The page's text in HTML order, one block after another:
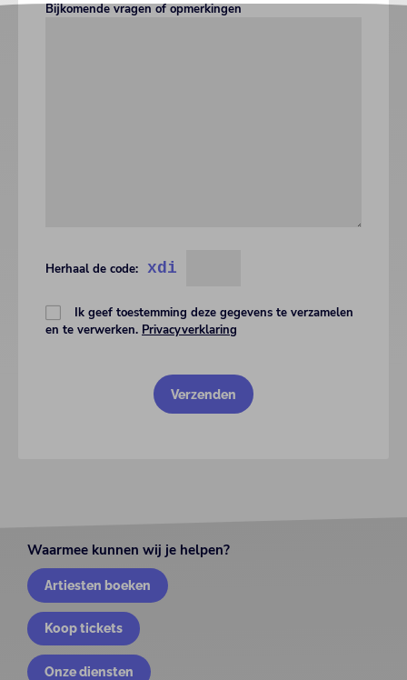
Bijkomende vragen of opmerkingen
Herhaal de code: xdi
Ik geef toestemming deze gegevens te verzamelen
en te verwerken. Privacyverklaring
Waarmee kunnen wij je helpen?
Artiesten boeken
Koop tickets
Onze diensten